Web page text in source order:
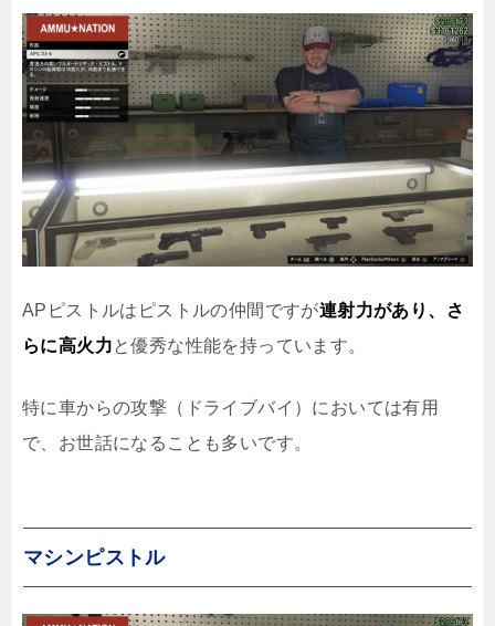
APピストルはピストルの仲間ですが連射力があり、さ
らに高火力と優秀な性能を持っています。
特に車からの攻撃（ドライブバイ）においては有用
で、お世話になることも多いです。
マシンピストル